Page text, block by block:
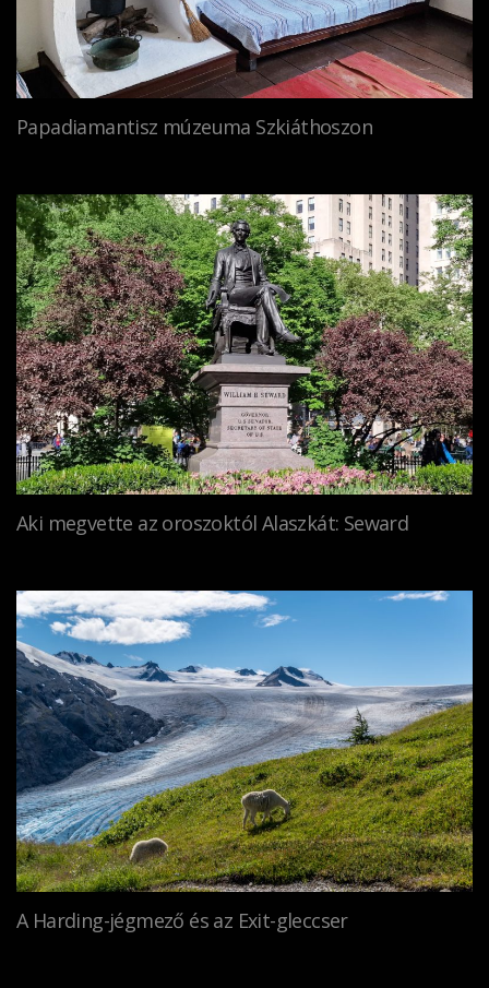
Papadiamantisz múzeuma Szkiáthoszon
Aki megvette az oroszoktól Alaszkát: Seward
A Harding-jégmező és az Exit-gleccser